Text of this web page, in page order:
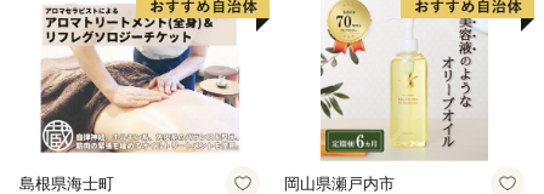
島根県海士町 岡山県瀬戸内市